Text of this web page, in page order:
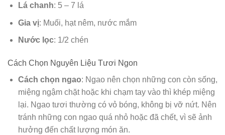
Lá chanh: 5 – 7 lá
Gia vị: Muối, hạt nêm, nước mắm
Nước lọc: 1/2 chén
Cách Chọn Nguyên Liệu Tươi Ngon
Cách chọn ngao: Ngao nên chọn những con còn sống,
miệng ngậm chặt hoặc khi chạm tay vào thì khép miệng
lại. Ngao tươi thường có vỏ bóng, không bị vỡ nứt. Nên
tránh những con ngao quá nhỏ hoặc đã chết, vì sẽ ảnh
hưởng đến chất lượng món ăn.